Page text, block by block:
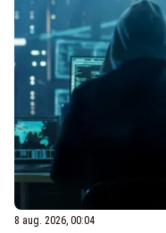
8 aug. 2026, 00:04